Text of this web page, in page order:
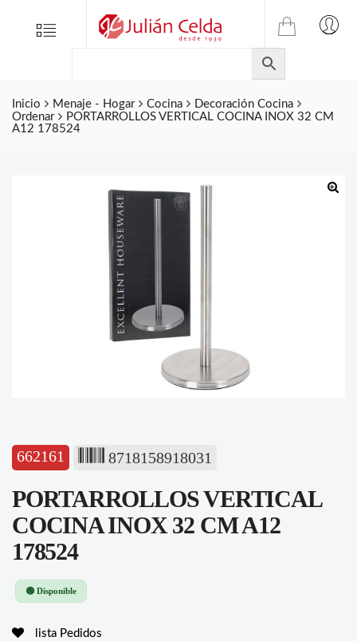
Menu
TIENDA
ONLINE
DE
JULIAN
CELDA
Inicio Menaje - Hogar Cocina
Decoración Cocina
Ordenar
PORTARROLLOS VERTICAL COCINA INOX 32 CM
A12 178524
662161 8718158918031
PORTARROLLOS VERTICAL
COCINA INOX 32 CM A12
178524
🟢 Disponible
lista Pedidos
Folletos
Contacto